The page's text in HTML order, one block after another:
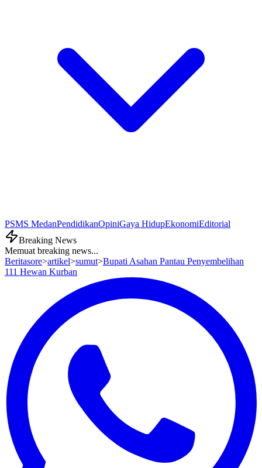
PSMS MedanPendidikanOpiniGaya HidupEkonomiEditorial
Breaking News
Memuat breaking news...
Beritasore>artikel>sumut>Bupati Asahan Pantau Penyembelihan
111 Hewan Kurban